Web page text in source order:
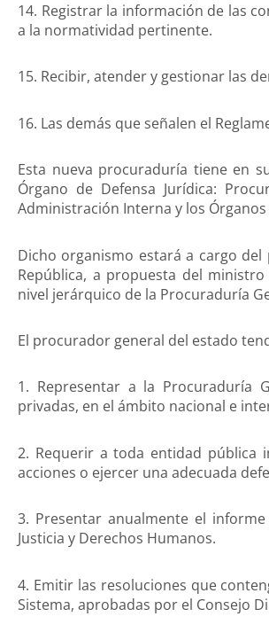
14. Registrar la información de las
a la normatividad pertinente.
15. Recibir, atender y gestionar las
16. Las demás que señalen el
Esta nueva procuraduría tiene en
Órgano de Defensa Jurídica:
Administración Interna y los Órganos
Dicho organismo estará a cargo
República, a propuesta del
nivel jerárquico de la Procuraduría
El procurador general del estado
1. Representar a la Procuraduría
privadas, en el ámbito nacional e
2. Requerir a toda entidad pública
acciones o ejercer una adecuada
3. Presentar anualmente el
Justicia y Derechos Humanos.
4. Emitir las resoluciones que
Sistema, aprobadas por el Consejo